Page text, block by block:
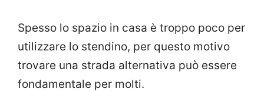
Spesso lo spazio in casa è troppo poco per
utilizzare lo stendino, per questo motivo
trovare una strada alternativa può essere
fondamentale per molti.